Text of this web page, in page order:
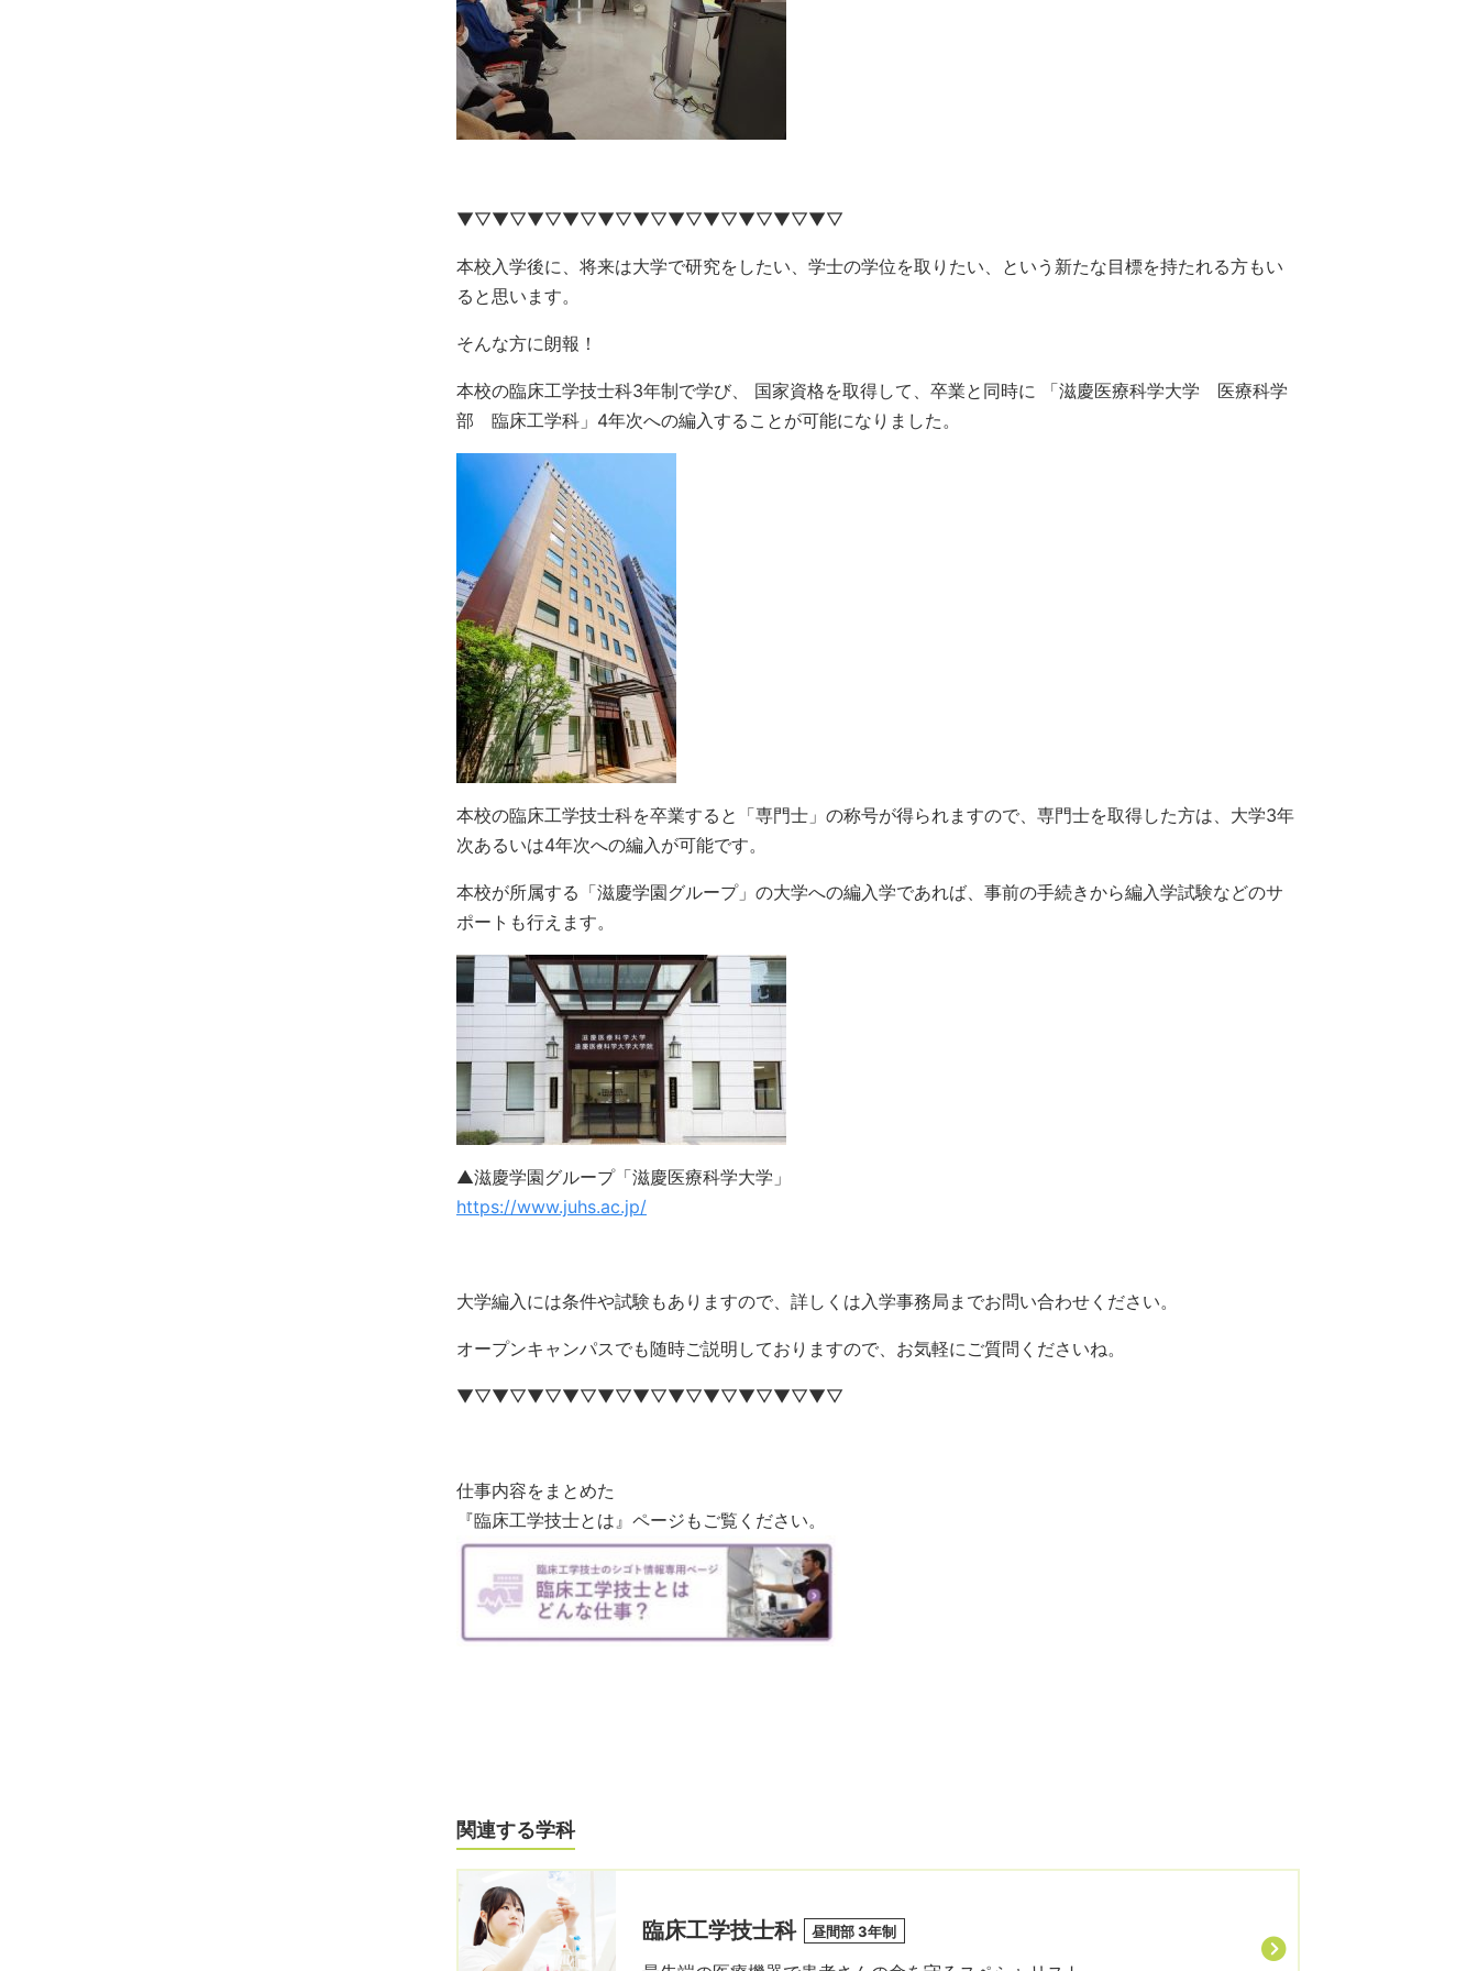
▼▽▼▽▼▽▼▽▼▽▼▽▼▽▼▽▼▽▼▽▼▽
本校入学後に、将来は大学で研究をしたい、学士の学位を取りたい、という新たな目標を持たれる方もい
ると思います。
そんな方に朗報！
本校の臨床工学技士科3年制で学び、 国家資格を取得して、卒業と同時に 「滋慶医療科学大学 医療科学
部 臨床工学科」4年次への編入することが可能になりました。
本校の臨床工学技士科を卒業すると「専門士」の称号が得られますので、専門士を取得した方は、大学3年
次あるいは4年次への編入が可能です。
本校が所属する「滋慶学園グループ」の大学への編入学であれば、事前の手続きから編入学試験などのサ
ポートも行えます。
▲滋慶学園グループ「滋慶医療科学大学」
https://www.juhs.ac.jp/
大学編入には条件や試験もありますので、詳しくは入学事務局までお問い合わせください。
オープンキャンパスでも随時ご説明しておりますので、お気軽にご質問くださいね。
▼▽▼▽▼▽▼▽▼▽▼▽▼▽▼▽▼▽▼▽▼▽
仕事内容をまとめた
『臨床工学技士とは』ページもご覧ください。
関連する学科
臨床工学技士科 昼間部 3年制